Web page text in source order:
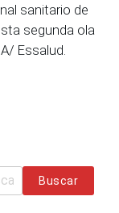
sanitario de
segunda ola
Essalud.
Buscar